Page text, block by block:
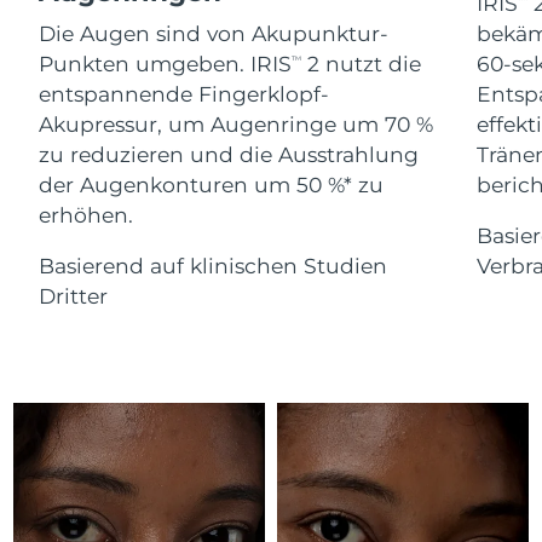
Die Augen sind von Akupunktur-
Punkten umgeben. IRISTM
2 nutzt die
entspannende Fingerklopf-
Akupressur, um Augenringe um 70 %
zu reduzieren und die Ausstrahlung
der Augenkonturen um 50 %* zu
erhöhen.
Basierend auf klinischen Studien
Dritter
60-
For healthy hair
18% PAP
Kosmetik Männer
Kaufe alles
FOREO APP
Isle of Man Erwartete Lieferung
Israel Erwartete Lieferung 8/15/26
Italien Erwartete Lieferung 8/11/26
Japan
Jersey Erwartete Lieferung 8/16/26
Lettland Erwartete Lieferung
Libanon Erwartete Lieferung 8/12/26